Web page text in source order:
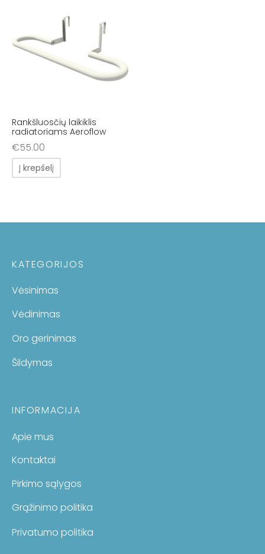
Rankšluosčių laikiklis
radiatoriams Aeroflow
€55.00
Į krepšelį
KATEGORIJOS
Vėsinimas
Vėdinimas
Oro gerinimas
Šildymas
INFORMACIJA
Apie mus
Kontaktai
Pirkimo sąlygos
Grąžinimo politika
Privatumo politika